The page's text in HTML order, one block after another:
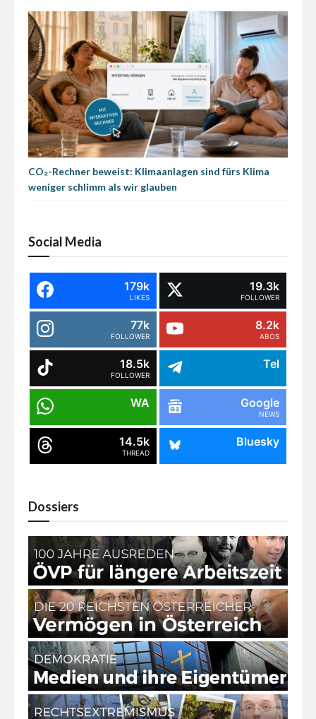
CO₂-Rechner beweist: Klimaanlagen sind fürs Klima
weniger schlimm als wir glauben
Social Media
179k
LIKES
19.3k
FOLLOWER
77k
FOLLOWER
8.2k
ABOS
18.5k
FOLLOWER
Tel
WA Google
NEWS
14.5k
THREAD
Bluesky
Dossiers